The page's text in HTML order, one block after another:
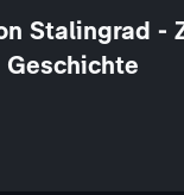
Stalingrad -